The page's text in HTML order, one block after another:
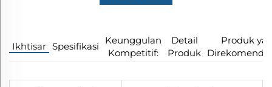
Ikhtisar Spesifikasi​
Keunggulan
Kompetitif:
Detail
Produk
Produk